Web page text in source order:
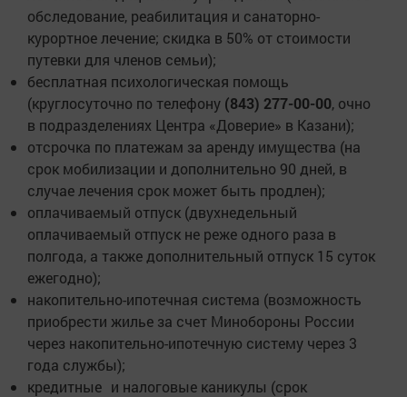
обследование, реабилитация и санаторно-
курортное лечение; скидка в 50% от стоимости
путевки для членов семьи);
бесплатная психологическая помощь
(круглосуточно по телефону (843) 277-00-00, очно
в подразделениях Центра «Доверие» в Казани);
отсрочка по платежам за аренду имущества (на
срок мобилизации и дополнительно 90 дней, в
случае лечения срок может быть продлен);
оплачиваемый отпуск (двухнедельный
оплачиваемый отпуск не реже одного раза в
полгода, а также дополнительный отпуск 15 суток
ежегодно);
накопительно-ипотечная система (возможность
приобрести жилье за счет Минобороны России
через накопительно-ипотечную систему через 3
года службы);
кредитные и налоговые каникулы (срок